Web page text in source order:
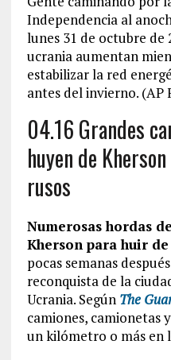
Independencia al
lunes 31 de octubre de
ucrania aumentan
estabilizar la red
antes del invierno.
04.16 Grandes
huyen de
rusos
Numerosas hordas
Kherson para huir
pocas semanas
reconquista de la
Ucrania. Según The
camiones, camionetas
un kilómetro o más en